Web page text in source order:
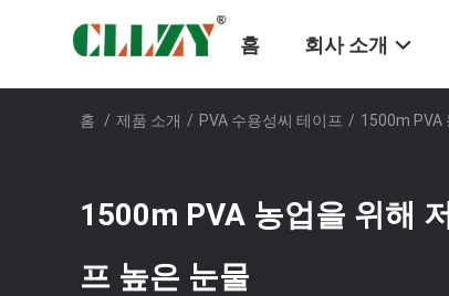
홈 회사 소개
홈 / 제품 소개 / PVA 수용성씨 테이프 / 1500m PVA
1500m PVA 농업을 위해
프 높은 눈물